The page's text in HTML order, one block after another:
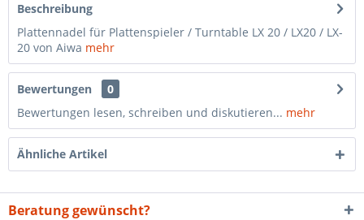
Beschreibung
Plattennadel für Plattenspieler / Turntable LX 20 / LX20 / LX-
20 von Aiwa mehr
Bewertungen
0
Bewertungen lesen, schreiben und diskutieren... mehr
Ähnliche Artikel
Beratung gewünscht?